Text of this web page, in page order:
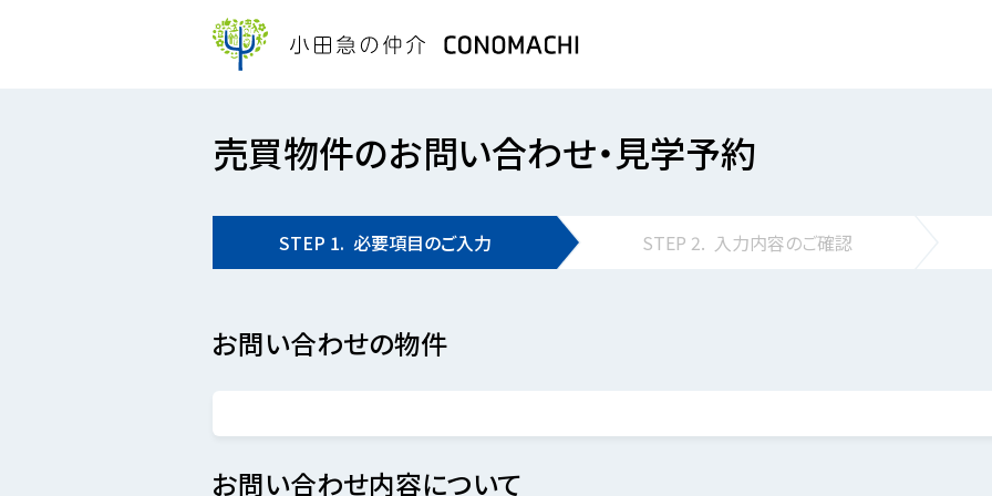
売買物件のお問い合わせ・見学予約
STEP 1. 必要項目のご入力 STEP 2. 入力内容のご確認
お問い合わせの物件
お問い合わせ内容について